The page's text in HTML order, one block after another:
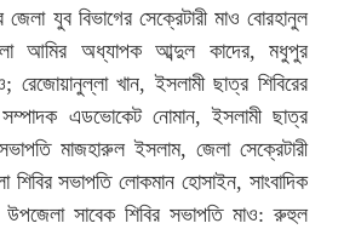
জেলা যুব বিভাগের সেক্রেটারী মাও বোরহানুল
আমির অধ্যাপক আব্দুল কাদের, মধুপুর
রেজোয়ানুল্লা খান, ইসলামী ছাত্র শিবিরের
এডভোকেট নোমান, ইসলামী ছাত্র
সভাপতি মাজহারুল ইসলাম, জেলা সেক্রেটারী
সভাপতি লোকমান হোসাইন, সাংবাদিক
সাবেক শিবির সভাপতি মাও: রুহুল